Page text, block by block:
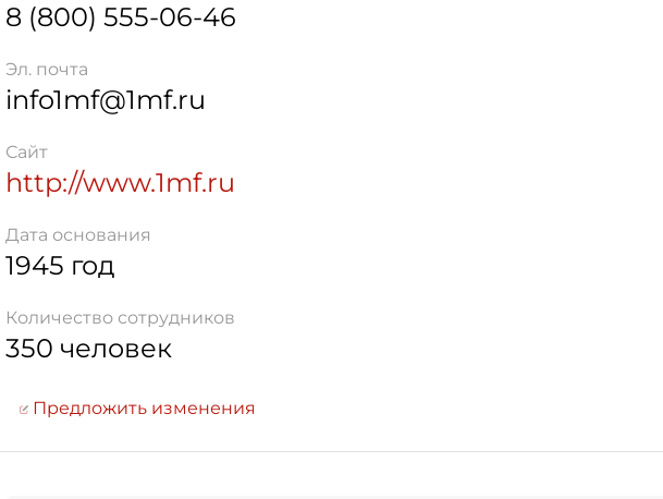
8 (800) 555-06-46
Эл. почта
info1mf@1mf.ru
Сайт
http://www.1mf.ru
Дата основания
1945 год
Количество сотрудников
350 человек
Предложить изменения